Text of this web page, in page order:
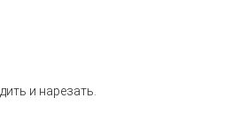
и нарезать.